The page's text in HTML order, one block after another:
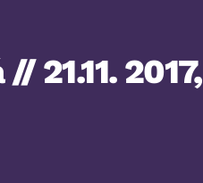
21.11. 2017,